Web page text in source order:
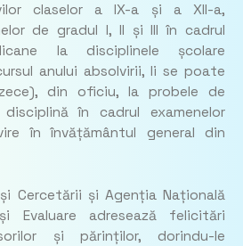
claselor a IX-a și a XII-a,
de gradul I, II și III în cadrul
la disciplinele școlare
anului absolvirii, li se poate
din oficiu, la probele de
în cadrul examenelor
în învățământul general din
Cercetării și Agenția Națională
Evaluare adresează felicitări
și părinților, dorindu-le